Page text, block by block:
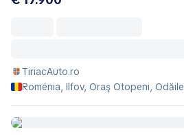
TiriacAuto.ro
Roménia, Ilfov, Oraş Otopeni, Odăile